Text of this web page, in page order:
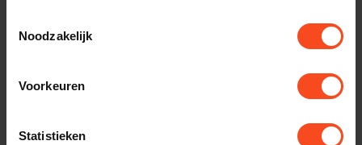
Noodzakelijk
Voorkeuren
Statistieken
Reviews
Gerelateerde producten
TypeError: Failed to fetch